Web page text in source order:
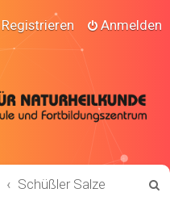
Anmelden
Registrieren
Schüßler Salze